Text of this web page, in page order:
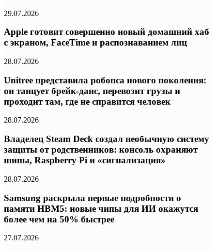
29.07.2026
Apple готовит совершенно новый домашний хаб
с экраном, FaceTime и распознаванием лиц
28.07.2026
Unitree представила робопса нового поколения:
он танцует брейк-данс, перевозит грузы и
проходит там, где не справится человек
28.07.2026
Владелец Steam Deck создал необычную систему
защиты от родственников: консоль охраняют
шипы, Raspberry Pi и «сигнализация»
28.07.2026
Samsung раскрыла первые подробности о
памяти HBM5: новые чипы для ИИ окажутся
более чем на 50% быстрее
27.07.2026